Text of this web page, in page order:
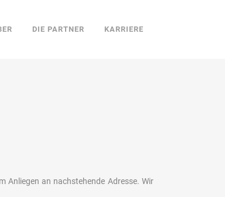
DIE PARTNER KARRIERE
Anliegen an nachstehende Adresse. Wir